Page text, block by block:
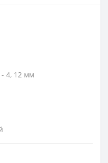
4, 12 мм